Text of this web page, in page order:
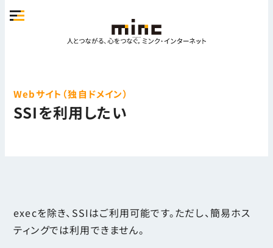
Webサイト（独自ドメイン）
SSIを利用したい
execを除き、SSIはご利用可能です。ただし、簡易ホス
ティングでは利用できません。